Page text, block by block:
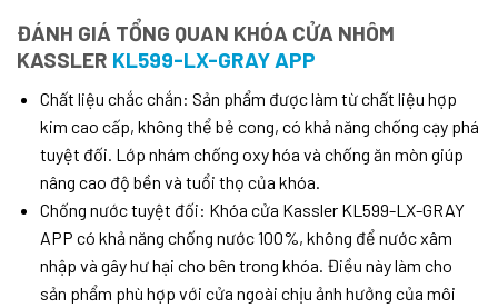
ĐÁNH GIÁ TỔNG QUAN KHÓA CỬA NHÔM
KASSLER KL599-LX-GRAY APP
Chất liệu chắc chắn: Sản phẩm được làm từ chất liệu hợp
kim cao cấp, không thể bẻ cong, có khả năng chống cạy phá
tuyệt đối. Lớp nhám chống oxy hóa và chống ăn mòn giúp
nâng cao độ bền và tuổi thọ của khóa.
Chống nước tuyệt đối: Khóa cửa Kassler KL599-LX-GRAY
APP có khả năng chống nước 100%, không để nước xâm
nhập và gây hư hại cho bên trong khóa. Điều này làm cho
sản phẩm phù hợp với cửa ngoài chịu ảnh hưởng của môi